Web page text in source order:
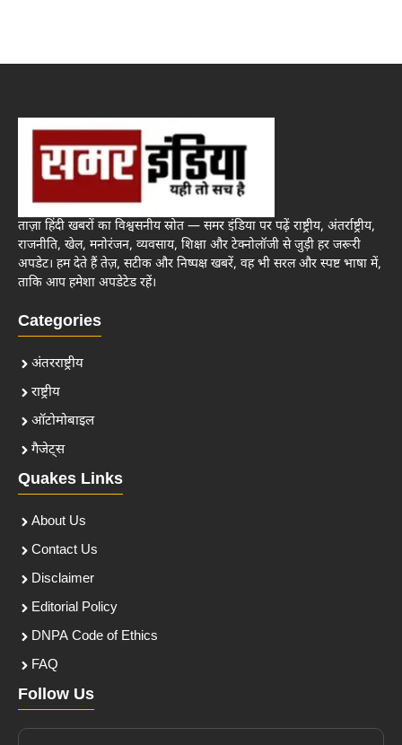
ताज़ा हिंदी खबरों का विश्वसनीय स्रोत — समर इंडिया पर पढ़ें राष्ट्रीय, अंतर्राष्ट्रीय,
राजनीति, खेल, मनोरंजन, व्यवसाय, शिक्षा और टेक्नोलॉजी से जुड़ी हर जरूरी
अपडेट। हम देते हैं तेज़, सटीक और निष्पक्ष खबरें, वह भी सरल और स्पष्ट भाषा में,
ताकि आप हमेशा अपडेटेड रहें।
Categories
अंतरराष्ट्रीय
राष्ट्रीय
ऑटोमोबाइल
गैजेट्स
Quakes Links
About Us
Contact Us
Disclaimer
Editorial Policy
DNPA Code of Ethics
FAQ
Follow Us